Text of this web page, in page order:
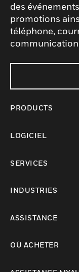
des
promotions
téléphone,
PRODUCTS
LOGICIEL
SERVICES
INDUSTRIES
ASSISTANCE
OÙ ACHETER